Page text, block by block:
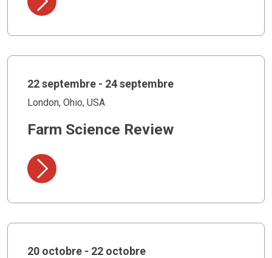
22 septembre - 24 septembre
London, Ohio, USA
Farm Science Review
20 octobre - 22 octobre